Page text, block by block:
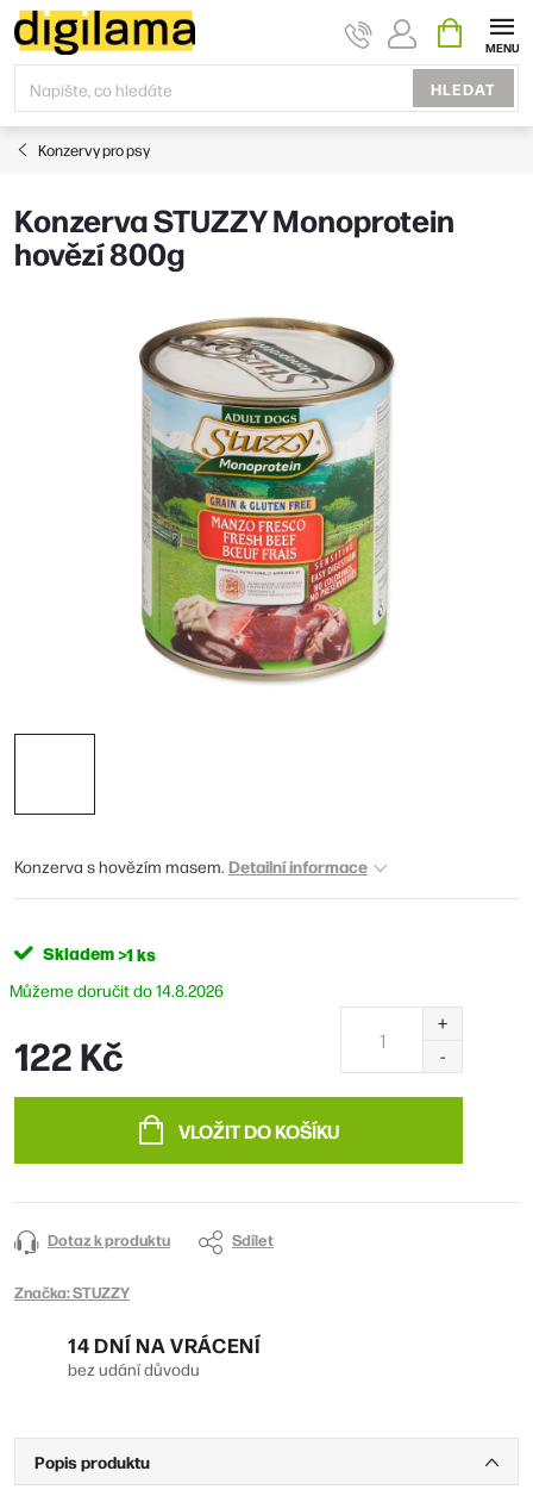
Přejít
na
obsah
HLEDAT
KOŠÍK
Konzervy pro psy
Konzerva STUZZY Monoprotein
hovězí 800g
Konzerva s hovězím masem. Detailní informace
Skladem>1 ks
14.8.2026
122 Kč
VLOŽIT DO KOŠÍKU
Dotaz k produktu Sdílet
Značka:STUZZY
14 DNÍ NA VRÁCENÍ
bez udání důvodu
Popis produktu